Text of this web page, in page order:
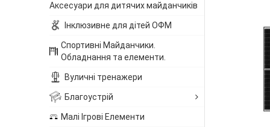
Аксесуари для дитячих майданчиків
Інклюзивне для дітей ОФМ
Спортивні Майданчики.
Обладнання та елементи.
Вуличні тренажери
Благоустрій
Малі Ігрові Елементи